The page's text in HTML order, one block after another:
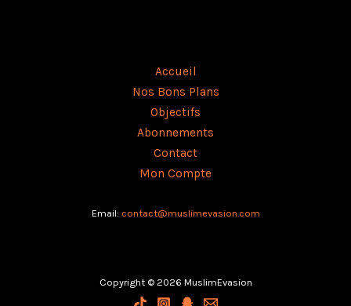
Accueil
Nos Bons Plans
Objectifs
Abonnements
Contact
Mon Compte
Email: contact@muslimevasion.com
Copyright © 2026 MuslimEvasion